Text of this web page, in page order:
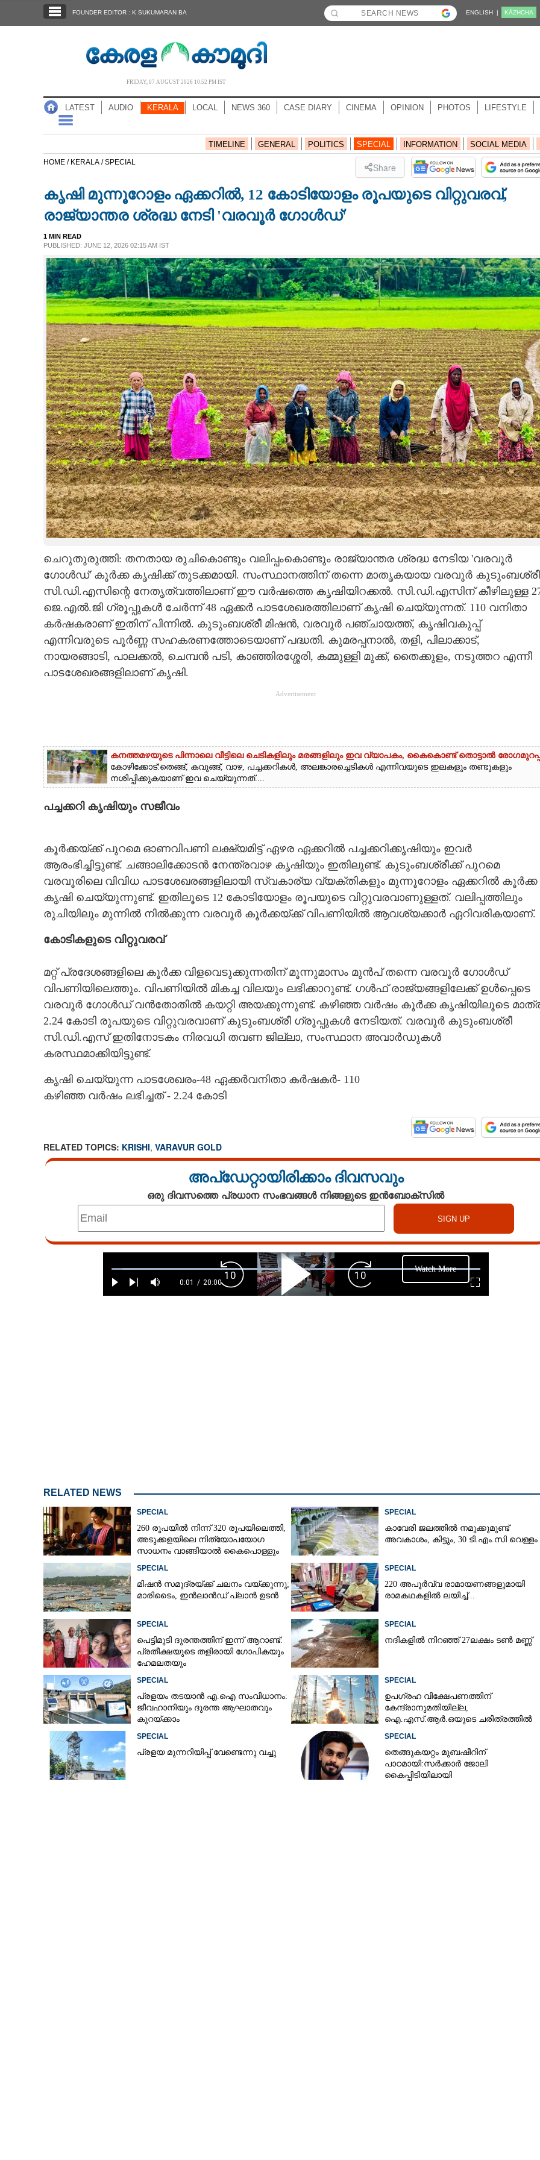
NOTIFIED NEWS
NEWS 360
CASE DIARY
LIFESTYLE
SPIRITUAL
CARTOONS
LITERATURE
FOUNDER EDITOR : K SUKUMARAN BA ENGLISH | KĀZHCHA
FRIDAY, 07 AUGUST 2026 10.52 PM IST
LATEST AUDIO KERALA LOCAL NEWS 360 CASE DIARY CINEMA OPINION PHOTOS LIFESTYLE
TIMELINE GENERAL POLITICS SPECIAL INFORMATION SOCIAL MEDIA
HOME / KERALA /SPECIAL Share
കൃഷി മുന്നൂറോളം ഏക്കറിൽ,​ 12 കോടിയോളം രൂപയുടെ വിറ്റുവരവ്,​
രാജ്യാന്തര ശ്രദ്ധ നേടി 'വരവൂർ ഗോൾഡ്'
1 MIN READ
PUBLISHED: JUNE 12, 2026 02:15 AM IST
ചെറുതുരുത്തി: തനതായ രുചികൊണ്ടും വലിപ്പംകൊണ്ടും രാജ്യാന്തര ശ്രദ്ധ നേടിയ 'വരവൂർ
ഗോൾഡ്' കൂർക്ക കൃഷിക്ക് തുടക്കമായി. സംസ്ഥാനത്തിന് തന്നെ മാതൃകയായ വരവൂർ കുടുംബശ്രീ
സി.ഡി.എസിന്റെ നേതൃത്വത്തിലാണ് ഈ വർഷത്തെ കൃഷിയിറക്കൽ. സി.ഡി.എസിന് കീഴിലുള്ള
ജെ.എൽ.ജി ഗ്രൂപ്പുകൾ ചേർന്ന് 48 ഏക്കർ പാടശേഖരത്തിലാണ് കൃഷി ചെയ്യുന്നത്. 110 വനിതാ
കർഷകരാണ് ഇതിന് പിന്നിൽ. കുടുംബശ്രീ മിഷൻ, വരവൂർ പഞ്ചായത്ത്, കൃഷിവകുപ്പ്
എന്നിവരുടെ പൂർണ്ണ സഹകരണത്തോടെയാണ് പദ്ധതി. കുമരപ്പനാൽ, തളി, പിലാക്കാട്,
നായരങ്ങാടി, പാലക്കൽ, ചെമ്പൻ പടി, കാഞ്ഞിരശ്ശേരി, കമ്മുള്ളി മുക്ക്, തൈക്കുളം, നടുത്തറ എന്നീ
പാടശേഖരങ്ങളിലാണ് കൃഷി.
Advertisement
കനത്തമഴയുടെ പിന്നാലെ വീട്ടിലെ ചെടികളിലും മരങ്ങളിലും ഇവ വ്യാപകം, കൈകൊണ്ട് തൊട്ടാൽ
കോഴിക്കോട്:തെങ്ങ്, കവുങ്ങ്, വാഴ, പച്ചക്കറികൾ, അലങ്കാരച്ചെടികൾ എന്നിവയുടെ ഇലകളും തണ്ടുകളും
നശിപ്പിക്കുകയാണ് ഇവ ചെയ്യുന്നത്....
പച്ചക്കറി കൃഷിയും സജീവം
കൂർക്കയ്ക്ക് പുറമെ ഓണവിപണി ലക്ഷ്യമിട്ട് ഏഴര ഏക്കറിൽ പച്ചക്കറിക്കൃഷിയും ഇവർ
ആരംഭിച്ചിട്ടുണ്ട്. ചങ്ങാലിക്കോടൻ നേന്ത്രവാഴ കൃഷിയും ഇതിലുണ്ട്. കുടുംബശ്രീക്ക് പുറമെ
വരവൂരിലെ വിവിധ പാടശേഖരങ്ങളിലായി സ്വകാര്യ വ്യക്തികളും മുന്നൂറോളം ഏക്കറിൽ കൂർക്ക
കൃഷി ചെയ്യുന്നുണ്ട്. ഇതിലൂടെ 12 കോടിയോളം രൂപയുടെ വിറ്റുവരവാണുള്ളത്. വലിപ്പത്തിലും
രുചിയിലും മുന്നിൽ നിൽക്കുന്ന വരവൂർ കൂർക്കയ്ക്ക് വിപണിയിൽ ആവശ്യക്കാർ ഏറിവരികയാണ്.
കോടികളുടെ വിറ്റുവരവ്
മറ്റ് പ്രദേശങ്ങളിലെ കൂർക്ക വിളവെടുക്കുന്നതിന് മൂന്നുമാസം മുൻപ് തന്നെ വരവൂർ ഗോൾഡ്
വിപണിയിലെത്തും. വിപണിയിൽ മികച്ച വിലയും ലഭിക്കാറുണ്ട്. ഗൾഫ് രാജ്യങ്ങളിലേക്ക് ഉൾപ്പെടെ
വരവൂർ ഗോൾഡ് വൻതോതിൽ കയറ്റി അയക്കുന്നുണ്ട്. കഴിഞ്ഞ വർഷം കൂർക്ക കൃഷിയിലൂടെ
2.24 കോടി രൂപയുടെ വിറ്റുവരവാണ് കുടുംബശ്രീ ഗ്രൂപ്പുകൾ നേടിയത്. വരവൂർ കുടുംബശ്രീ
സി.ഡി.എസ് ഇതിനോടകം നിരവധി തവണ ജില്ലാ, സംസ്ഥാന അവാർഡുകൾ
കരസ്ഥമാക്കിയിട്ടുണ്ട്.
കൃഷി ചെയ്യുന്ന പാടശേഖരം-48 ഏക്കർവനിതാ കർഷകർ- 110
കഴിഞ്ഞ വർഷം ലഭിച്ചത് - 2.24 കോടി
RELATED TOPICS: KRISHI, VARAVUR GOLD
അപ്ഡേറ്റായിരിക്കാം ദിവസവും
ഒരു ദിവസത്തെ പ്രധാന സംഭവങ്ങൾ നിങ്ങളുടെ ഇൻബോക്സിൽ
Play Next Mute
Current
0:01 / Duration
20:00
Loaded:
3.00%
Fullscreen
Backward
Skip
10s
Play
Video
Forward
Skip
10s
Watch More
RELATED NEWS
SPECIAL
260 രൂപയിൽ നിന്ന് 320 രൂപയിലെത്തി,
അടുക്കളയിലെ നിത്യോപയോഗ
സാധനം വാങ്ങിയാൽ കൈപൊള്ളും
SPECIAL
കാവേരി ജലത്തിൽ നമുക്കുമുണ്ട്
അവകാശം, കിട്ടും, 30 ടി.എം.സി വെള്ളം
SPECIAL
മിഷൻ സമുദ്ര‌യ്ക്ക് ചലനം വയ്ക്കുന്നു;
മാരിടൈം, ഇൻലാൻഡ് പ്ലാൻ ഉടൻ
SPECIAL
220 അപൂർവ്വ രാമായണങ്ങളുമായി
രാമകഥകളിൽ ലയിച്ച്...
SPECIAL
പെട്ടിമുടി ദുരന്തത്തിന് ഇന്ന് ആറാണ്ട്:
പ്രതീക്ഷയുടെ തളിരായി ഗോപികയും
ഹേമലതയും
SPECIAL
നദികളിൽ നിറഞ്ഞ് 27ലക്ഷം ടൺ മണ്ണ്
SPECIAL
പ്രളയം തടയാൻ എ.ഐ സംവിധാനം:
ജീവഹാനിയും ദുരന്ത ആഘാതവും
കുറയ്ക്കാം
SPECIAL
ഉപഗ്രഹ വിക്ഷേപണത്തിന്
കേന്ദ്രാനുമതിയില്ല,​
ഐ.എസ്.ആർ.ഒയുടെ ചരിത്രത്തിൽ
SPECIAL
പ്ര​ളയ മു​ന്ന​റി​യി​പ്പ് ​വേണ്ടെന്നു വച്ചു
SPECIAL
തെങ്ങുകയറ്റം മുബഷീറിന്
പാഠമായി:സർക്കാർ ജോലി
കൈപ്പിടിയിലായി